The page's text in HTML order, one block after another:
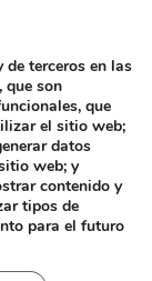
terceros en las
que son
que
el sitio web;
datos
web; y
contenido y
tipos de
para el futuro